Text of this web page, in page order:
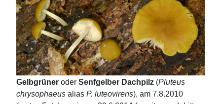
Gelbgrüner oder Senfgelber Dachpilz (Pluteus
chrysophaeus alias P. luteovirens), am 7.8.2010